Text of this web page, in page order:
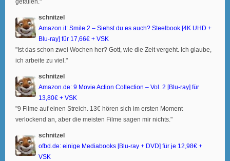
gefallen."
schnitzel
Amazon.it: Smile 2 – Siehst du es auch? Steelbook [4K UHD +
Blu-ray] für 17,66€ + VSK
"Ist das schon zwei Wochen her? Gott, wie die Zeit vergeht. Ich glaube,
ich arbeite zu viel."
schnitzel
Amazon.de: 9 Movie Action Collection – Vol. 2 [Blu-ray] für
13,80€ + VSK
"9 Filme auf einen Streich. 13€ hören sich im ersten Moment
verlockend an, aber die meisten Filme sagen mir nichts."
schnitzel
ofbd.de: einige Mediabooks [Blu-ray + DVD] für je 12,98€ +
VSK